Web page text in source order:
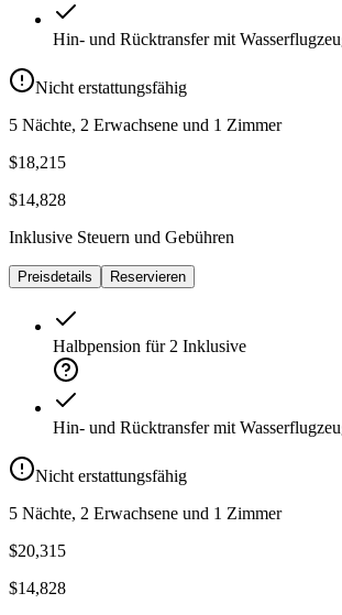
Hin- und Rücktransfer mit
Nicht erstattungsfähig
5 Nächte, 2 Erwachsene und 1 Zimmer
$18,215
$14,828
Inklusive Steuern und Gebühren
Preisdetails Reservieren
Halbpension für 2 Inklusive
Hin- und Rücktransfer mit
Nicht erstattungsfähig
5 Nächte, 2 Erwachsene und 1 Zimmer
$20,315
$14,828